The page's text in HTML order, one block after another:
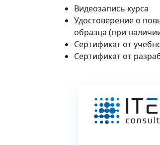
Видеозапись курса
Удостоверение о
образца (при
Сертификат от
Сертификат от